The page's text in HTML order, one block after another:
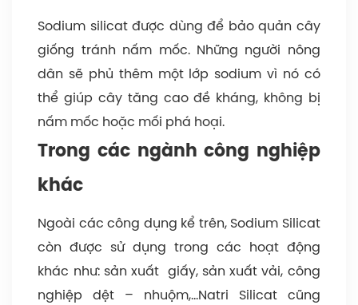
Sodium silicat được dùng để bảo quản cây
giống tránh nấm mốc. Những người nông
dân sẽ phủ thêm một lớp sodium vì nó có
thể giúp cây tăng cao đề kháng, không bị
nấm mốc hoặc mối phá hoại.
Trong các ngành công nghiệp
khác
Ngoài các công dụng kể trên, Sodium Silicat
còn được sử dụng trong các hoạt động
khác như: sản xuất giấy, sản xuất vải, công
nghiệp dệt – nhuộm,…Natri Silicat cũng